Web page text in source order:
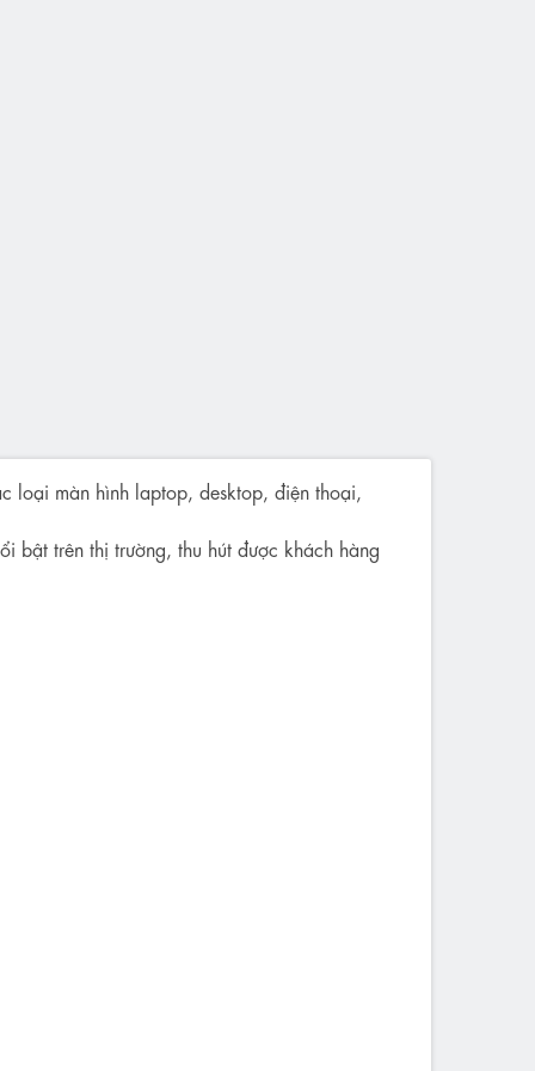
loại màn hình laptop, desktop, điện thoại,
bật trên thị trường, thu hút được khách hàng